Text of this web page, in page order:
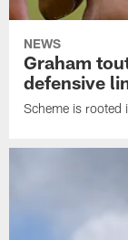
NEWS
Graham
defensive
Scheme is